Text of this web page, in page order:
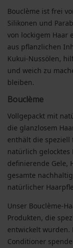
Bouclème ist frei
Silikonen und
von lockigem Haar
aus pflanzlichen
Kukui-Nussölen,
und weich zu
bleiben.
Bouclème
Vollgepackt mit
die glanzlosem
enthält die speziell
natürlich gelocktes
definierende Gele,
gesamte
natürlicher
Unser Bouclème-
Produkten, die
entwickelt wurden.
Conditioner